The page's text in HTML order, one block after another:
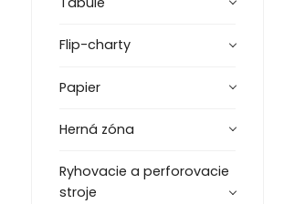
Flip-charty
Papier
Herná zóna
Ryhovacie a perforovacie
stroje